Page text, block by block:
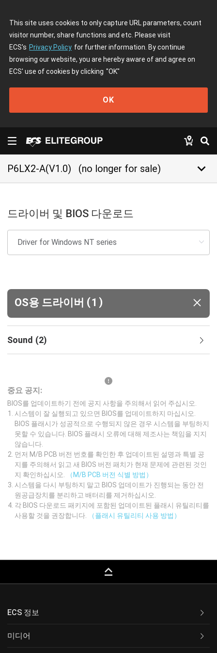
This site uses cookies to only capture URL parameters, count
visitor number, share functions and etc. Please visit
ECS's Privacy Policy for further information. By continue
browsing our website, you are hereby aware of and agree on
ECS' use of cookies by clicking "OK"
OK
P6LX2-A(V1.0) (no longer for sale) keyboard_arrow_down
드라이버 및 BIOS 다운로드
OS용 드라이버 (1 )
Sound (2)
중요 공지:
BIOS를 업데이트하기 전에 공지 사항을 주의해서 읽어 주십시오.
시스템이 잘 실행되고 있으면 BIOS를 업데이트하지 마십시오.
BIOS 플래시가 성공적으로 수행되지 않은 경우 시스템을 부팅하지
못할 수 있습니다. BIOS 플래시 오류에 대해 제조사는 책임을 지지
않습니다.
먼저 M/B PCB 버전 번호를 확인한 후 업데이트된 설명과 특별 공
지를 주의해서 읽고 새 BIOS 버전 패치가 현재 문제에 관련된 것인
지 확인하십시오.
（M/B PCB 버전 식별 방법）
시스템을 다시 부팅하지 말고 BIOS 업데이트가 진행되는 동안 전
원공급장치를 분리하고 배터리를 제거하십시오.
각 BIOS 다운로드 패키지에 포함된 업데이트된 플래시 유틸리티를
사용할 것을 권장합니다.
（플래시 유틸리티 사용 방법）
keyboard_capslock
ECS 정보
미디어